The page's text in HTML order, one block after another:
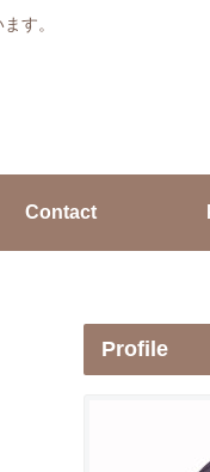
す。
Contact
Profile